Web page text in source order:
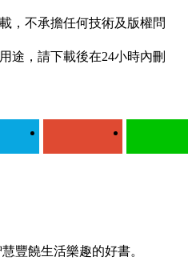
，不承擔任何技術及版權問
途，請下載後在24小時內刪
豐饒生活樂趣的好書。